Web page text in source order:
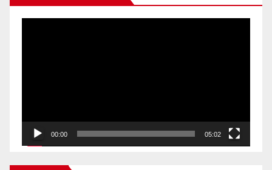
00:00 05:02